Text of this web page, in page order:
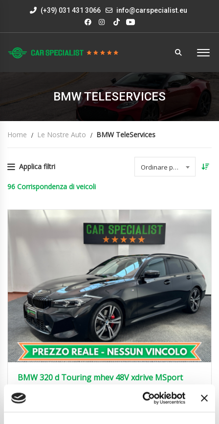
(+39) 031 431 3066 info@carspecialist.eu
BMW TELESERVICES
Home Le Nostre Auto BMW TeleServices
Applica filtri Ordinare per data
96 Corrispondenza di veicoli
BMW 320 d Touring mhev 48V xdrive MSport
38.850